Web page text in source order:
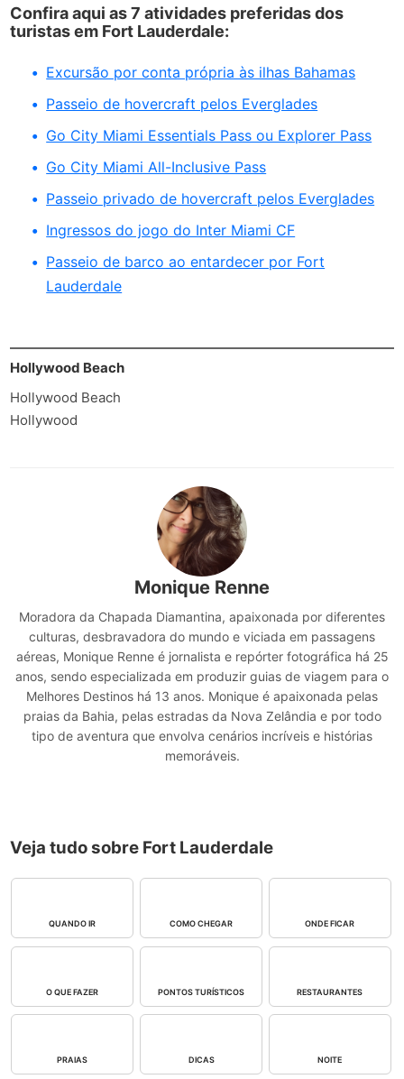
Confira aqui as 7 atividades preferidas dos
turistas em Fort Lauderdale:
Excursão por conta própria às ilhas Bahamas
Passeio de hovercraft pelos Everglades
Go City Miami Essentials Pass ou Explorer Pass
Go City Miami All-Inclusive Pass
Passeio privado de hovercraft pelos Everglades
Ingressos do jogo do Inter Miami CF
Passeio de barco ao entardecer por Fort
Lauderdale
Hollywood Beach
Hollywood Beach
Hollywood
Monique Renne
Moradora da Chapada Diamantina, apaixonada por diferentes
culturas, desbravadora do mundo e viciada em passagens
aéreas, Monique Renne é jornalista e repórter fotográfica há 25
anos, sendo especializada em produzir guias de viagem para o
Melhores Destinos há 13 anos. Monique é apaixonada pelas
praias da Bahia, pelas estradas da Nova Zelândia e por todo
tipo de aventura que envolva cenários incríveis e histórias
memoráveis.
Veja tudo sobre Fort Lauderdale
QUANDO IR COMO CHEGAR ONDE FICAR
O QUE FAZER PONTOS TURÍSTICOS RESTAURANTES
PRAIAS DICAS NOITE